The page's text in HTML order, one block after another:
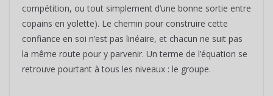
compétition, ou tout simplement d’une bonne sortie entre
copains en yolette). Le chemin pour construire cette
confiance en soi n’est pas linéaire, et chacun ne suit pas
la même route pour y parvenir. Un terme de l’équation se
retrouve pourtant à tous les niveaux : le groupe.